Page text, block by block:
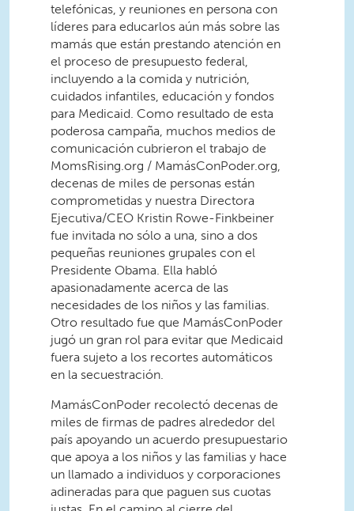
telefónicas, y reuniones en persona con
líderes para educarlos aún más sobre las
mamás que están prestando atención en
el proceso de presupuesto federal,
incluyendo a la comida y nutrición,
cuidados infantiles, educación y fondos
para Medicaid. Como resultado de esta
poderosa campaña, muchos medios de
comunicación cubrieron el trabajo de
MomsRising.org / MamásConPoder.org,
decenas de miles de personas están
comprometidas y nuestra Directora
Ejecutiva/CEO Kristin Rowe-Finkbeiner
fue invitada no sólo a una, sino a dos
pequeñas reuniones grupales con el
Presidente Obama. Ella habló
apasionadamente acerca de las
necesidades de los niños y las familias.
Otro resultado fue que MamásConPoder
jugó un gran rol para evitar que Medicaid
fuera sujeto a los recortes automáticos
en la secuestración.
MamásConPoder recolectó decenas de
miles de firmas de padres alrededor del
país apoyando un acuerdo presupuestario
que apoya a los niños y las familias y hace
un llamado a individuos y corporaciones
adineradas para que paguen sus cuotas